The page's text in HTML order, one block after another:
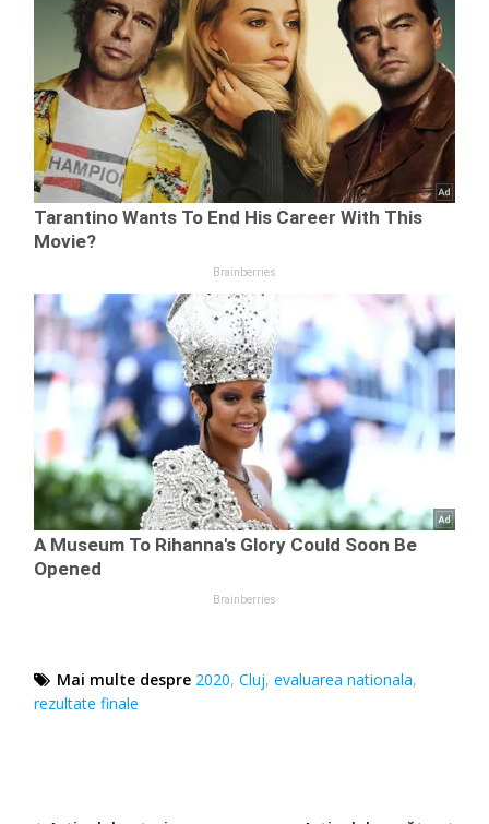
Mai multe despre 2020,Cluj,evaluarea nationala,
rezultate finale